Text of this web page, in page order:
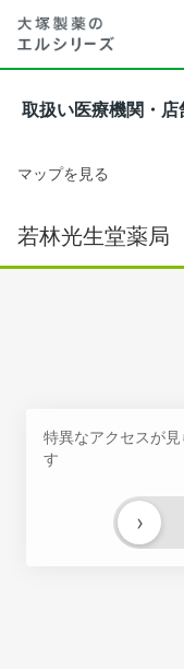
取扱い医療機関・店
マップを見る
若林光生堂薬局
特異なアクセスが
す
›